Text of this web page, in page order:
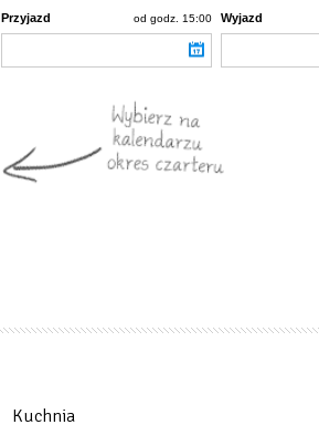
Przyjazd od godz. 15:00 Wyjazd
Kuchnia